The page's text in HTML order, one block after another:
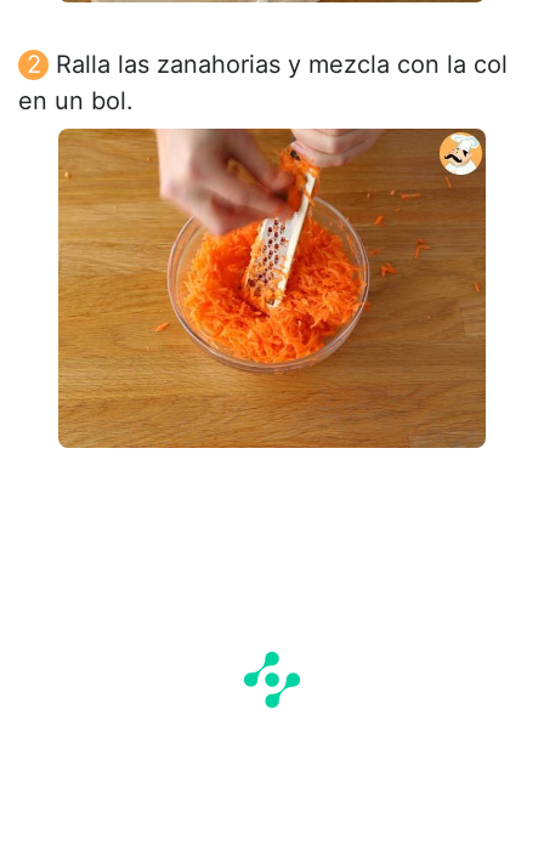
Ralla las zanahorias y mezcla con la col
en un bol.